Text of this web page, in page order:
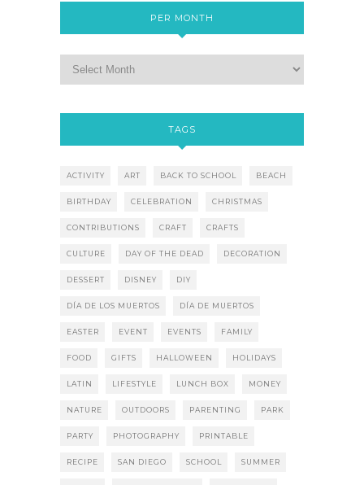
PER MONTH
TAGS
ACTIVITY ART BACK TO SCHOOL BEACH
BIRTHDAY CELEBRATION CHRISTMAS
CONTRIBUTIONS CRAFT CRAFTS
CULTURE DAY OF THE DEAD DECORATION
DESSERT DISNEY DIY
DÍA DE LOS MUERTOS DÍA DE MUERTOS
EASTER EVENT EVENTS FAMILY
FOOD GIFTS HALLOWEEN HOLIDAYS
LATIN LIFESTYLE LUNCH BOX MONEY
NATURE OUTDOORS PARENTING PARK
PARTY PHOTOGRAPHY PRINTABLE
RECIPE SAN DIEGO SCHOOL SUMMER